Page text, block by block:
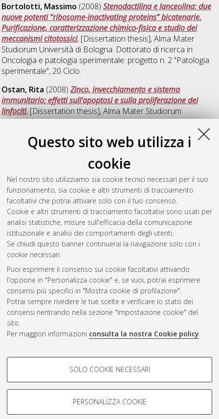
Questo sito web utilizza i
cookie
Nel nostro sito utilizziamo sia cookie tecnici necessari per il suo
funzionamento, sia cookie e altri strumenti di tracciamento
facoltativi che potrai attivare solo con il tuo consenso.
Cookie e altri strumenti di tracciamento facoltativi sono usati per
analisi statistiche, misure sull'efficacia della comunicazione
istituzionale e analisi dei comportamenti degli utenti.
Se chiudi questo banner continuerai la navigazione solo con i
cookie necessari.
Puoi esprimere il consenso sui cookie facoltativi attivando
l'opzione in "Personalizza cookie" e, se vuoi, potrai esprimere
consensi più specifici in "Mostra cookie di profilazione".
Potrai sempre rivedere le tue scelte e verificare lo stato dei
consensi rientrando nella sezione "Impostazione cookie" del
sito.
Per maggiori informazioni consulta la nostra Cookie policy.
COOKIE DI PROFILAZIONE -
Si tratta di cookie utilizzati per analizzare le caratteristiche della
navigazione degli utenti, creare profili in base al loro comportamento
SOLO COOKIE NECESSARI
PERSONALIZZA COOKIE
Bortolotti, Massimo (2008)Stenodactilina e lanceolina: due
nuove potenti “ribosome-inactivating proteins” bicatenarie.
Purificazione, caratterizzazione chimico-fisica e studio dei
meccanismi citotossici, [Dissertation thesis], Alma Mater
Studiorum Università di Bologna. Dottorato di ricerca in
Oncologia e patologia sperimentale: progetto n. 2 "Patologia
sperimentale", 20 Ciclo.
Ostan, Rita (2008)Zinco, invecchiamento e sistema
immunitario: effetti sull'apoptosi e sulla proliferazione dei
linfociti, [Dissertation thesis], Alma Mater Studiorum
Università di Bologna. Dottorato di ricerca inBiotecnologie
, 20 Ciclo. DOI 10.6092/unibo/amsdottorato/702.
Pierini, Michela(2008) Studi di espressione genica in linfociti T
, [Dissertation thesis], Alma Mater
Studiorum Università di Bologna. Dottorato di ricerca in
Oncologia e patologia sperimentale: progetto n. 2 "Patologia
sperimentale", 20 Ciclo. DOI 10.6092/unibo/amsdottorato/997.
Questa lista e' stata generata ilSat Aug 8 20:38:58 2026
Atom
Rss 1.0
Rss 2.0
ISSN: 2038-7946
Impostazioni Cookie
Informativa sulla privacy
Condizioni d’uso del sito